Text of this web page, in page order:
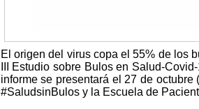
El origen del virus copa el 55% de los
III Estudio sobre Bulos en Salud-
informe se presentará el 27 de
#SaludsinBulos y la Escuela de